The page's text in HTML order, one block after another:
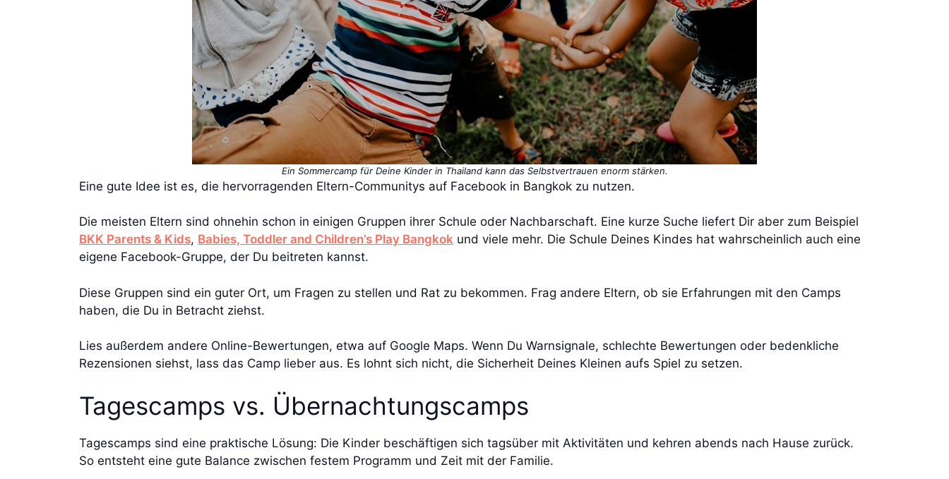
Ein Sommercamp für Deine Kinder in Thailand kann das Selbstvertrauen enorm stärken.
Eine gute Idee ist es, die hervorragenden Eltern-Communitys auf Facebook in Bangkok zu nutzen.
Die meisten Eltern sind ohnehin schon in einigen Gruppen ihrer Schule oder Nachbarschaft. Eine kurze Suche liefert Dir aber zum Beispiel
BKK Parents & Kids, Babies, Toddler and Children’s Play Bangkok und viele mehr. Die Schule Deines Kindes hat wahrscheinlich auch eine
eigene Facebook-Gruppe, der Du beitreten kannst.
Diese Gruppen sind ein guter Ort, um Fragen zu stellen und Rat zu bekommen. Frag andere Eltern, ob sie Erfahrungen mit den Camps
haben, die Du in Betracht ziehst.
Lies außerdem andere Online-Bewertungen, etwa auf Google Maps. Wenn Du Warnsignale, schlechte Bewertungen oder bedenkliche
Rezensionen siehst, lass das Camp lieber aus. Es lohnt sich nicht, die Sicherheit Deines Kleinen aufs Spiel zu setzen.
Tagescamps vs. Übernachtungscamps
Tagescamps sind eine praktische Lösung: Die Kinder beschäftigen sich tagsüber mit Aktivitäten und kehren abends nach Hause zurück.
So entsteht eine gute Balance zwischen festem Programm und Zeit mit der Familie.